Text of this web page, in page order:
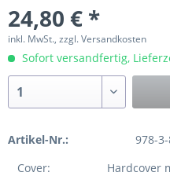
24,80 € *
inkl. MwSt., zzgl. Versandkosten
Sofort versandfertig,
Artikel-Nr.:
978-
Cover:
Hardcover